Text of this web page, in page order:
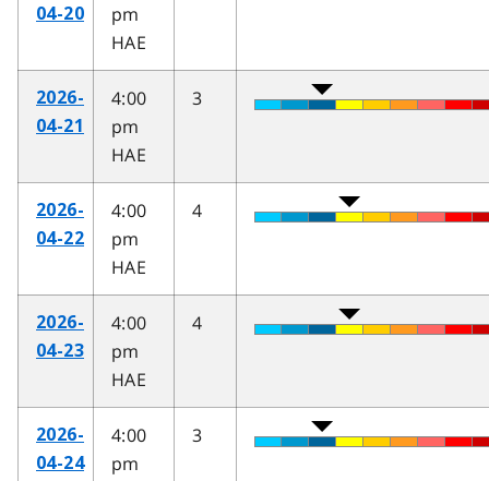
04-20
pm
HAE
2026-
04-21
4:00
pm
HAE
3
2026-
04-22
4:00
pm
HAE
4
2026-
04-23
4:00
pm
HAE
4
2026-
04-24
4:00
pm
3